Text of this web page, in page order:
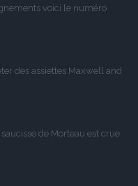
voici le numéro
des assiettes Maxwell and
de Morteau est crue